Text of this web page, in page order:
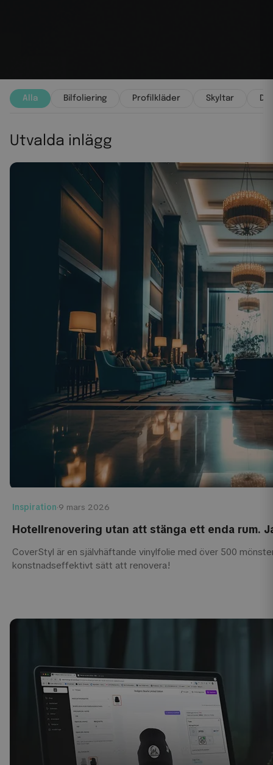
Alla Bilfoliering Profilkläder Skyltar
Utvalda inlägg
Inspiration·9 mars 2026
Hotellrenovering utan att stänga ett enda rum.
CoverStyl är en självhäftande vinylfolie med över 500
konstnadseffektivt sätt att renovera!